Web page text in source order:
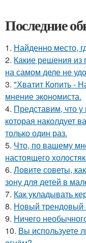
Последние
1. Найденно место,
2. Какие решения из
на самом деле не
3. "Хватит Копить -
мнение экономиста.
4. Представим, что
которая наколдует
только один раз.
5. Что, по вашему
настоящего
6. Ловите советы,
зону для детей в
7. Как укладывать
8. Новый трендовый
9. Ничего
10. Вы используете